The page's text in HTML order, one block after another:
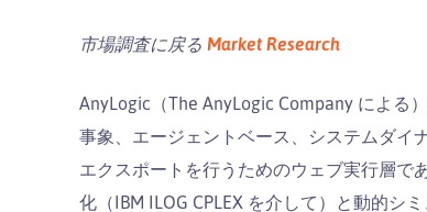
市場調査に戻る Market Research
AnyLogic（The AnyLogic Company による
事象、エージェントベース、システムダイ
エクスポートを行うためのウェブ実行層で
化（IBM ILOG CPLEX を介して）と動的シ